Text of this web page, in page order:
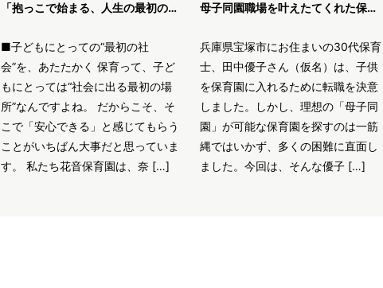
「抱っこで始まる、人生の最初の安心」〜花音保育園・西田代表が語る、“丁寧な保育”のかたち〜
■子どもにとっての“最初の社
会”を、あたたかく 保育って、子ど
もにとっては“社会に出る最初の場
所”なんですよね。 だからこそ、そ
こで「安心できる」と感じてもらう
ことがいちばん大事だと思っていま
す。 私たち花音保育園は、奈 […]
母子同園職場を叶えたてくれた保育士求人JOBS
兵庫県宝塚市にお住まいの30代保育
士、田中優子さん（仮名）は、子供
を保育園に入れるために転職を決意
しました。しかし、理想の「母子同
園」が可能な保育園を探すのは一筋
縄ではいかず、多くの困難に直面し
ました。今回は、そんな優子 […]